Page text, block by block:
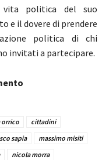
politica del suo
e il dovere di prendere
politica di chi
invitati a partecipare.
orrico
cittadini
sapia
massimo misiti
nicola morra